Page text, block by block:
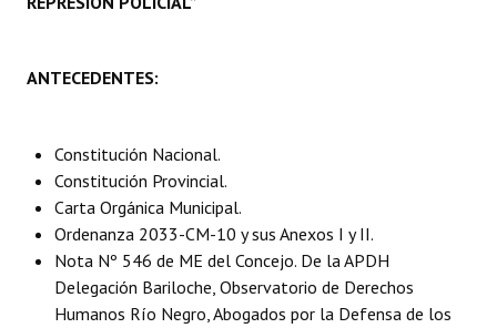
Organigrama
Informes de Gestión
Proyectos Presentados
Dictámenes Asesoría Letrada
Actas de Sesión
ANTECEDENTES:
Constitución Nacional.
Constitución Provincial.
Carta Orgánica Municipal.
Ordenanza 2033-CM-10 y sus Anexos I y II.
Nota Nº 546 de ME del Concejo. De la APDH
Delegación Bariloche, Observatorio de Derechos
Humanos Río Negro, Abogados por la Defensa de los